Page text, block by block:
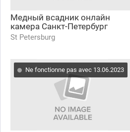
Медный всадник онлайн
камера Санкт-Петербург
Сенатская площадь. Bronze
Horseman Senatskaya Sq.
St Petersburg
Ne fonctionne pas avec 13.06.2023